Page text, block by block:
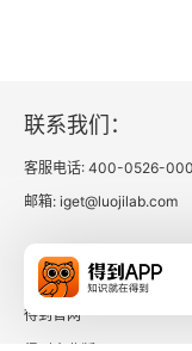
联系我们：
客服电话: 400-0526-000
邮箱: iget@luojilab.com
相关链接：
得到官网